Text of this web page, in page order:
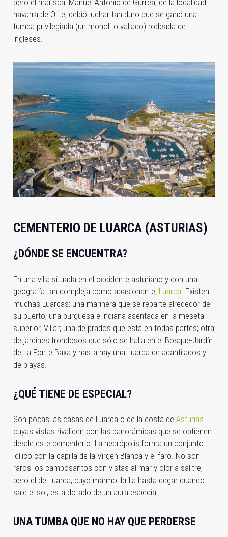
pero el mariscal Manuel Antonio de Gurrea, de la localidad
navarra de Olite, debió luchar tan duro que se ganó una
tumba privilegiada (un monolito vallado) rodeada de
ingleses.
CEMENTERIO DE LUARCA (ASTURIAS)
¿DÓNDE SE ENCUENTRA?
En una villa situada en el occidente asturiano y con una
geografía tan compleja como apasionante, Luarca . Existen
muchas Luarcas: una marinera que se reparte alrededor de
su puerto; una burguesa e indiana asentada en la meseta
superior, Villar; una de prados que está en todas partes; otra
de jardines frondosos que sólo se halla en el Bosque-Jardín
de La Fonte Baxa y hasta hay una Luarca de acantilados y
de playas.
¿QUÉ TIENE DE ESPECIAL?
Son pocas las casas de Luarca o de la costa de Asturias
cuyas vistas rivalicen con las panorámicas que se obtienen
desde este cementerio. La necrópolis forma un conjunto
idílico con la capilla de la Virgen Blanca y el faro. No son
raros los camposantos con vistas al mar y olor a salitre,
pero el de Luarca, cuyo mármol brilla hasta cegar cuando
sale el sol, está dotado de un aura especial.
UNA TUMBA QUE NO HAY QUE PERDERSE